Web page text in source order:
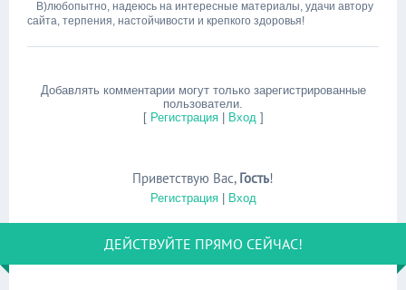
B)любопытно, надеюсь на интересные материалы, удачи автору
сайта, терпения, настойчивости и крепкого здоровья!
Добавлять комментарии могут только зарегистрированные
пользователи.
[ Регистрация| Вход]
Приветствую Вас, Гость!
Регистрация| Вход
ДЕЙСТВУЙТЕ ПРЯМО СЕЙЧАС!